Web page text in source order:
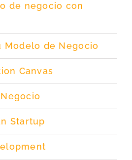
de negocio con
Modelo de Negocio
Canvas
Startup